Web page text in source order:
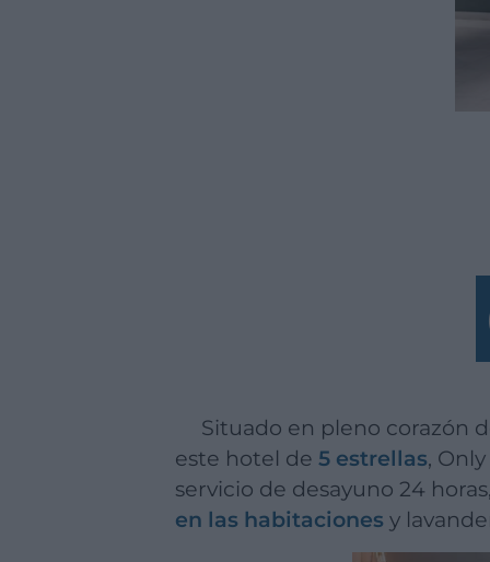
Situado en pleno corazón de la ciudad, junto al comienzo de la calle Marqués de Larios, se encuentra
este hotel de 5 estrellas,
servicio de desayuno 24
en las habitaciones y